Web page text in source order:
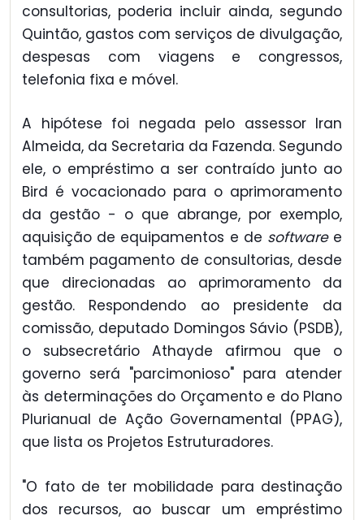
consultorias, poderia incluir ainda, segundo
Quintão, gastos com serviços de divulgação,
despesas com viagens e congressos,
telefonia fixa e móvel.
A hipótese foi negada pelo assessor Iran
Almeida, da Secretaria da Fazenda. Segundo
ele, o empréstimo a ser contraído junto ao
Bird é vocacionado para o aprimoramento
da gestão - o que abrange, por exemplo,
aquisição de equipamentos e de softwaree
também pagamento de consultorias, desde
que direcionadas ao aprimoramento da
gestão. Respondendo ao presidente da
comissão, deputado Domingos Sávio (PSDB),
o subsecretário Athayde afirmou que o
governo será "parcimonioso" para atender
às determinações do Orçamento e do Plano
Plurianual de Ação Governamental (PPAG),
que lista os Projetos Estruturadores.
"O fato de ter mobilidade para destinação
dos recursos, ao buscar um empréstimo